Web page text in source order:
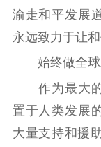
渝走和平发展
永远致力于让
始终做全球
作为最大的
置于人类发展
大量支持和援